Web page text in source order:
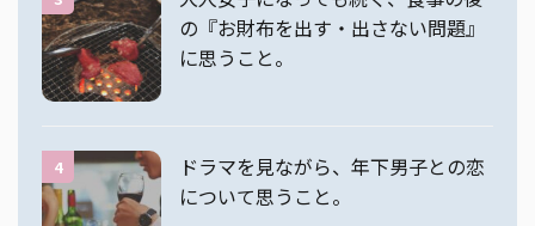
の『お財布を出す・出さない問題』
に思うこと。
4
ドラマを見ながら、年下男子との恋
について思うこと。